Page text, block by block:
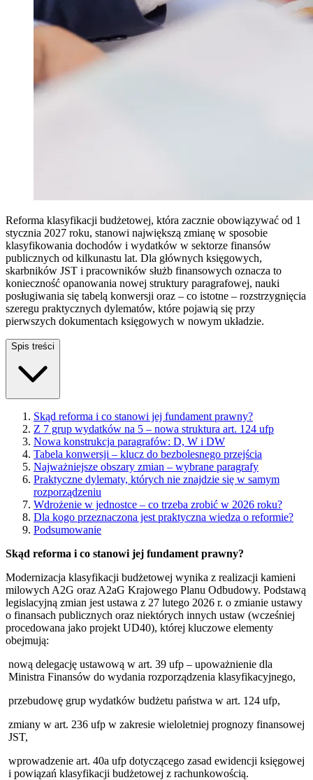
Reforma klasyfikacji budżetowej, która zacznie obowiązywać od 1
stycznia 2027 roku, stanowi największą zmianę w sposobie
klasyfikowania dochodów i wydatków w sektorze finansów
publicznych od kilkunastu lat. Dla głównych księgowych,
skarbników JST i pracowników służb finansowych oznacza to
konieczność opanowania nowej struktury paragrafowej, nauki
posługiwania się tabelą konwersji oraz – co istotne – rozstrzygnięcia
szeregu praktycznych dylematów, które pojawią się przy
pierwszych dokumentach księgowych w nowym układzie.
Spis treści
Skąd reforma i co stanowi jej fundament prawny?
Z 7 grup wydatków na 5 – nowa struktura art. 124 ufp
Nowa konstrukcja paragrafów: D, W i DW
Tabela konwersji – klucz do bezbolesnego przejścia
Najważniejsze obszary zmian – wybrane paragrafy
Praktyczne dylematy, których nie znajdzie się w samym
rozporządzeniu
Wdrożenie w jednostce – co trzeba zrobić w 2026 roku?
Dla kogo przeznaczona jest praktyczna wiedza o reformie?
Podsumowanie
Skąd reforma i co stanowi jej fundament prawny?
Modernizacja klasyfikacji budżetowej wynika z realizacji kamieni
milowych A2G oraz A2aG Krajowego Planu Odbudowy. Podstawą
legislacyjną zmian jest ustawa z 27 lutego 2026 r. o zmianie ustawy
o finansach publicznych oraz niektórych innych ustaw (wcześniej
procedowana jako projekt UD40), której kluczowe elementy
obejmują:
nową delegację ustawową w art. 39 ufp – upoważnienie dla
Ministra Finansów do wydania rozporządzenia klasyfikacyjnego,
przebudowę grup wydatków budżetu państwa w art. 124 ufp,
zmiany w art. 236 ufp w zakresie wieloletniej prognozy finansowej
JST,
wprowadzenie art. 40a ufp dotyczącego zasad ewidencji księgowej
i powiązań klasyfikacji budżetowej z rachunkowością.